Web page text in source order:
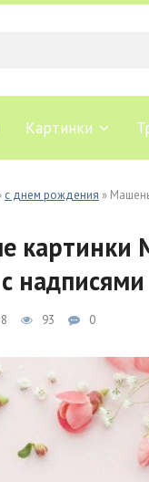
Картинки
с днем рождения »
картинки
надписями
93 0